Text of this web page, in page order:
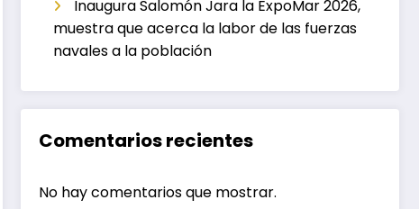
Inaugura Salomón Jara la ExpoMar 2026,
muestra que acerca la labor de las fuerzas
navales a la población
Comentarios recientes
No hay comentarios que mostrar.